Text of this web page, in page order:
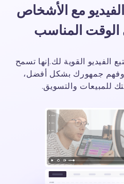
مع الأشخاص
الوقت المناسب
إنها تسمح
وفهم جمهورك بشكل أفضل،
للمبيعات والتسويق.